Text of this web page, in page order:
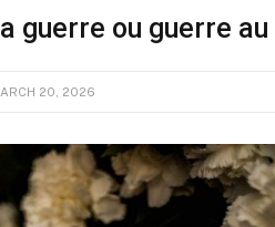
guerre ou guerre
20, 2026